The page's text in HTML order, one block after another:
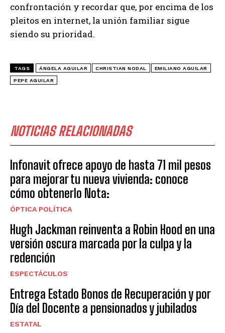
confrontación y recordar que, por encima de los
pleitos en internet, la unión familiar sigue
siendo su prioridad.
TAGS ÁNGELA AGUILAR CHRISTIAN NODAL EMILIANO AGUILAR
PEPE AGUILAR
NOTICIAS RELACIONADAS
Infonavit ofrece apoyo de hasta 71 mil pesos
para mejorar tu nueva vivienda: conoce
cómo obtenerlo Nota:
ÓPTICA POLÍTICA
Hugh Jackman reinventa a Robin Hood en una
versión oscura marcada por la culpa y la
redención
ESPECTÁCULOS
Entrega Estado Bonos de Recuperación y por
Día del Docente a pensionados y jubilados
ESTATAL